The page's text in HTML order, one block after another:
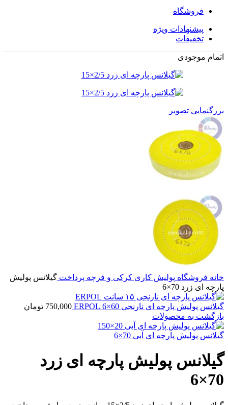
فروشگاه
پیشنهادات ویژه
تخفیفات
اتمام موجودی
بزرگنمایی تصویر
خانه فروشگاه پولیش کاری کرکی و فرچه پرداخت گیلانس پولیش
پارچه ای زرد 70×6
گیلانس پولیش پارچه ای نارنجی 60×6 ERPOL 750,000 تومان
بازگشت به محصولات
گیلانس پولیش پارچه ای آبی 70×6
گیلانس پولیش پارچه ای زرد
70×6